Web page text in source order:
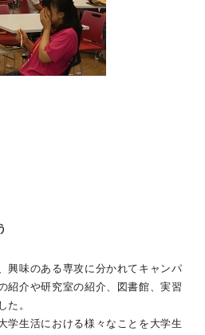
興味のある専攻に分かれてキャンパ
紹介や研究室の紹介、図書館、実習
た。
学生活における様々なことを大学生